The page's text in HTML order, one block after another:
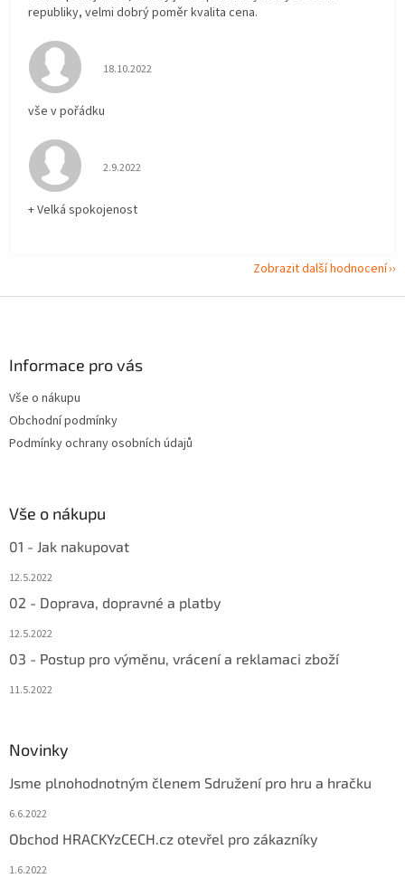
republiky, velmi dobrý poměr kvalita cena.
Hodnocení obchodu je 5 z 5 hvězdiček.
18.10.2022
vše v pořádku
Hodnocení obchodu je 5 z 5 hvězdiček.
2.9.2022
+ Velká spokojenost
Zobrazit další hodnocení
Informace pro vás
Vše o nákupu
Obchodní podmínky
Podmínky ochrany osobních údajů
Vše o nákupu
01 - Jak nakupovat
12.5.2022
02 - Doprava, dopravné a platby
12.5.2022
03 - Postup pro výměnu, vrácení a reklamaci zboží
11.5.2022
Novinky
Jsme plnohodnotným členem Sdružení pro hru a hračku
6.6.2022
Obchod HRACKYzCECH.cz otevřel pro zákazníky
1.6.2022